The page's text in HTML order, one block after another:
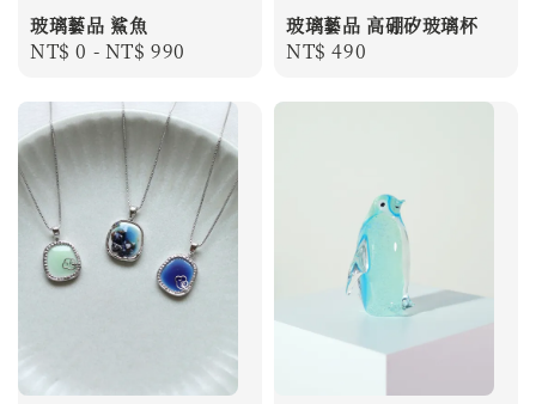
玻璃藝品 鯊魚
Regular
NT$ 0 - NT$ 990
玻璃藝品 高硼矽玻璃杯
Regular
NT$ 490